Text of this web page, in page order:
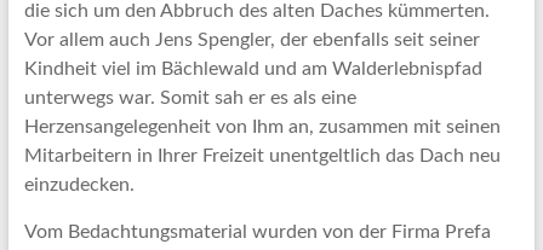
die sich um den Abbruch des alten Daches kümmerten.
Vor allem auch Jens Spengler, der ebenfalls seit seiner
Kindheit viel im Bächlewald und am Walderlebnispfad
unterwegs war. Somit sah er es als eine
Herzensangelegenheit von Ihm an, zusammen mit seinen
Mitarbeitern in Ihrer Freizeit unentgeltlich das Dach neu
einzudecken.
Vom Bedachtungsmaterial wurden von der Firma Prefa